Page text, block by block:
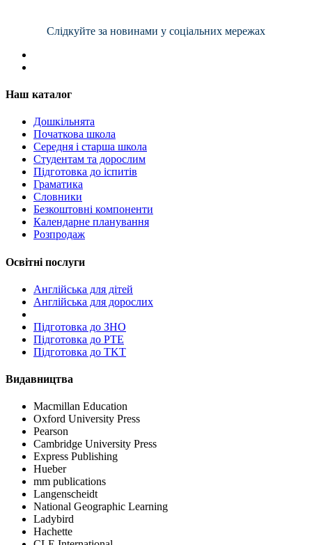
Слідкуйте за новинами у соціальних мережах
Наш каталог
Дошкільнята
Початкова школа
Середня і старша школа
Студентам та дорослим
Підготовка до іспитів
Граматика
Словники
Безкоштовні компоненти
Календарне планування
Розпродаж
Освітні послуги
Англійська для дітей
Англійська для дорослих
Пiдготовка до ЗНО
Підготовка до PTE
Підготовка до TKT
Видавництва
Macmillan Education
Oxford University Press
Pearson
Cambridge University Press
Express Publishing
Hueber
mm publications
Langenscheidt
National Geographic Learning
Ladybird
Hachette